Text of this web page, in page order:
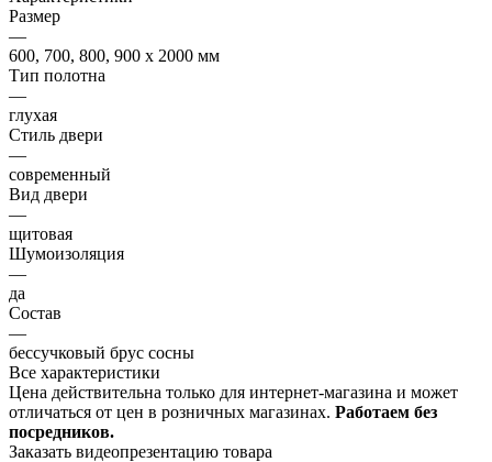
Размер
—
600, 700, 800, 900 х 2000 мм
Тип полотна
—
глухая
Стиль двери
—
современный
Вид двери
—
щитовая
Шумоизоляция
—
да
Состав
—
бессучковый брус сосны
Все характеристики
Цена действительна только для интернет-магазина и может
отличаться от цен в розничных магазинах. Работаем без
посредников.
Заказать видеопрезентацию товара